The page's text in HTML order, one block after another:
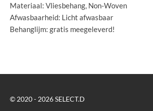
Materiaal: Vliesbehang, Non-Woven
Afwasbaarheid: Licht afwasbaar
Behanglijm: gratis meegeleverd!
© 2020 - 2026 SELECT.D